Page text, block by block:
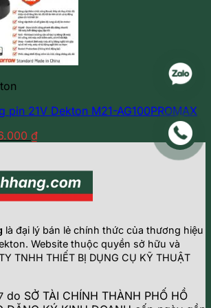
pin 21V Dekton M21-AG100PROMAX
₫.
₫Giá
là:
1.536.000 ₫.
là đại lý bán lẻ chính thức của thương hiệu
Website thuộc quyền sở hữu và
TNHH THIẾT BỊ DỤNG CỤ KỸ THUẬT
do SỞ TÀI CHÍNH THÀNH PHỐ HỒ